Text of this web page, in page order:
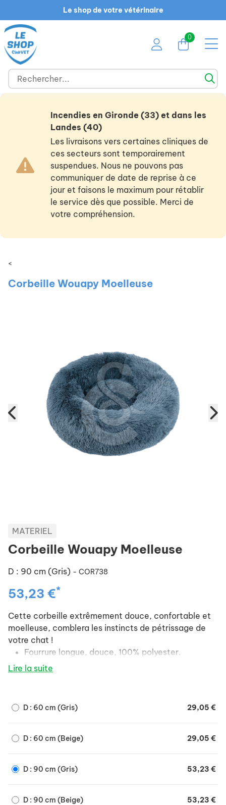
Le shop de votre vétérinaire
0
Incendies en Gironde (33) et dans les
Landes (40)
Les livraisons vers certaines cliniques de
ces secteurs sont temporairement
suspendues. Nous ne pouvons pas
communiquer de date de reprise à ce
jour et faisons le maximum pour rétablir
le service dès que possible. Merci de
votre compréhension.
<
Corbeille Wouapy Moelleuse
MATERIEL
Corbeille Wouapy Moelleuse
D : 90 cm (Gris) - COR738
53,23 €*
Cette corbeille extrêmement douce, confortable et
moelleuse, comblera les instincts de pétrissage de
votre chat !
Fourrure longue, douce, 100% polyester.
Remplie de ouate siliconée pour plus de
Lire la suite
D : 60 cm (Gris) 29,05 €
D : 60 cm (Beige) 29,05 €
D : 90 cm (Gris) 53,23 €
D : 90 cm (Beige) 53,23 €